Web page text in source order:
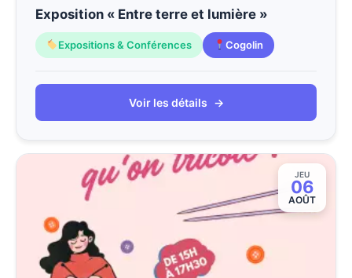
Exposition « Entre terre et lumière »
Expositions & Conférences Cogolin
Voir les détails →
JEU
06
AOÛT